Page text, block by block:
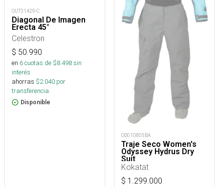
OUT31429-C
Diagonal De Imagen
Erecta 45°
Celestron
$ 50.990
en 6cuotas de $8.498sin
interés
ahorras $2.040 por
transferencia.
Disponible
OD010805BA
Traje Seco Women's
Odyssey Hydrus Dry
Suit
Kokatat
$ 1.299.000